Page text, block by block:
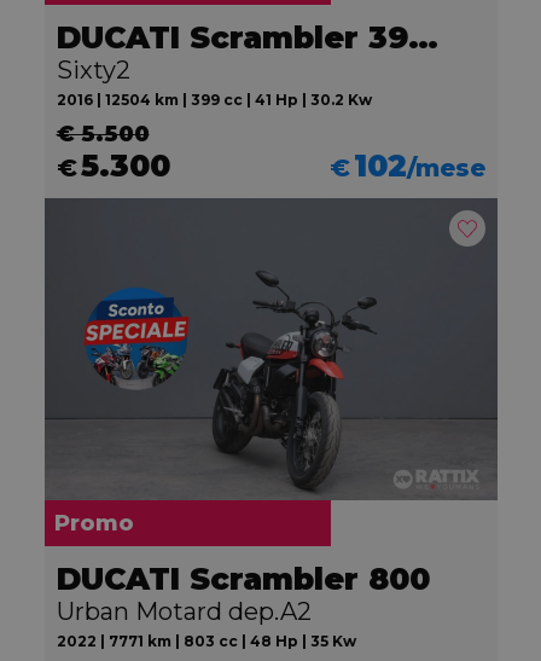
DUCATI Scrambler 399 Sixty2
Sixty2
2016 | 12504 km | 399 cc | 41 Hp | 30.2 Kw
€ 5.500
€5.300 €102/mese
Promo
DUCATI Scrambler 800
Urban Motard dep.A2
2022 | 7771 km | 803 cc | 48 Hp | 35 Kw